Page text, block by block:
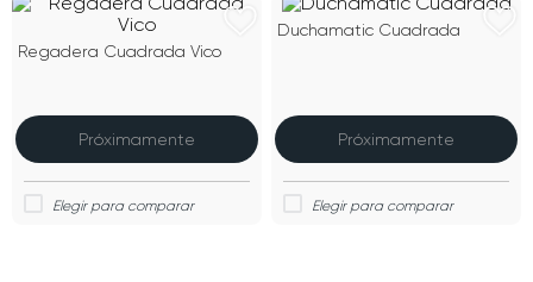
Regadera Cuadrada Vico
Próximamente
Duchamatic Cuadrada
Próximamente